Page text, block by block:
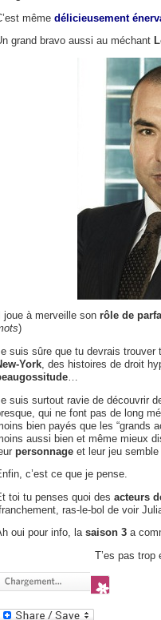
même délicieusement
grand bravo aussi au méchant
joue à merveille son rôle de
)
suis sûre que tu devrais
York, des histoires de droit
…
suis surtout ravie de découvrir
qui ne font pas de long
bien payés que les “grands
aussi bien et même mieux
personnage et leur jeu semble
c’est ce que je pense.
toi tu penses quoi des acteurs
ras-le-bol de voir
oui pour info, la saison 3 a
T’es pas trop